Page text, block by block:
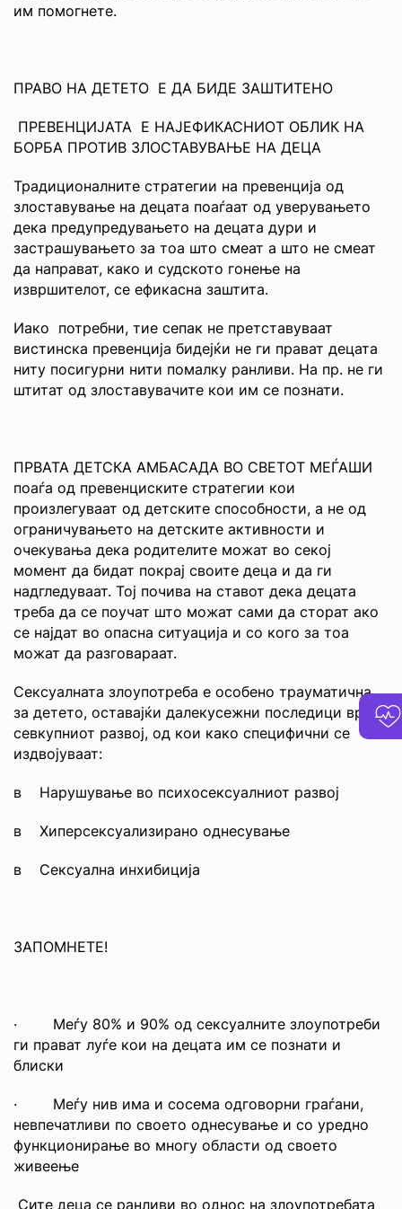
им помогнете.
ПРАВО НА ДЕТЕТО Е ДА БИДЕ ЗАШТИТЕНО
ПРЕВЕНЦИЈАТА Е НАЈЕФИКАСНИОТ ОБЛИК НА
БОРБА ПРОТИВ ЗЛОСТАВУВАЊЕ НА ДЕЦА
Традиционалните стратегии на превенција од
злоставување на децата поаѓаат од уверувањето
дека предупредувањето на децата дури и
застрашувањето за тоа што смеат а што не смеат
да направат, како и судското гонење на
извршителот, се ефикасна заштита.
Иако потребни, тие сепак не претставуваат
вистинска превенција бидејќи не ги прават децата
ниту посигурни нити помалку ранливи. На пр. не ги
штитат од злоставувачите кои им се познати.
ПРВАТА ДЕТСКА АМБАСАДА ВО СВЕТОТ МЕЃАШИ
поаѓа од превенциските стратегии кои
произлегуваат од детските способности, а не од
ограничувањето на детските активности и
очекувања дека родителите можат во секој
момент да бидат покрај своите деца и да ги
надгледуваат. Тој почива на ставот дека децата
треба да се поучат што можат сами да сторат ако
се најдат во опасна ситуација и со кого за тоа
можат да разговараат.
Сексуалната злоупотреба е особено трауматична
за детето, оставајќи далекусежни последици врз
севкупниот развој, од кои како специфични се
издвојуваат:
в Нарушување во психосексуалниот развој
в Хиперсексуализирано однесување
в Сексуална инхибиција
ЗАПОМНЕТЕ!
· Меѓу 80% и 90% од сексуалните злоупотреби
ги прават луѓе кои на децата им се познати и
блиски
· Меѓу нив има и сосема одговорни граѓани,
невпечатливи по своето однесување и со уредно
функционирање во многу области од своето
живеење
Сите деца се ранливи во однос на злоупотребата